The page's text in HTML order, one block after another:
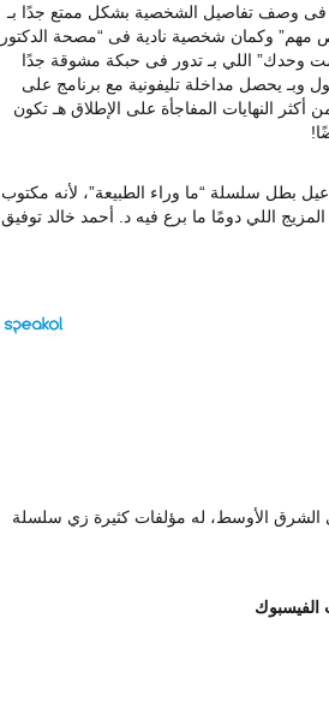
فى وصف تفاصيل الشخصية بشكل ممتع جدًا بـ
مهم” وكمان شخصية نادية فى “مصحة الدكتور
وحدك” اللي بـ تدور فى حبكة مشوقة جدًا
يحصل مداخلة تليفونية مع برنامج على
أكثر النهايات المفاجأة على الإطلاق هـ تكون
بطل سلسلة “ما وراء الطبيعة”، لأنه مكتوب
اللي دومًا ما برع فيه د. أحمد خالد توفيق
الشرق الأوسط، له مؤلفات كثيرة زي سلسلة
الفيسبوك